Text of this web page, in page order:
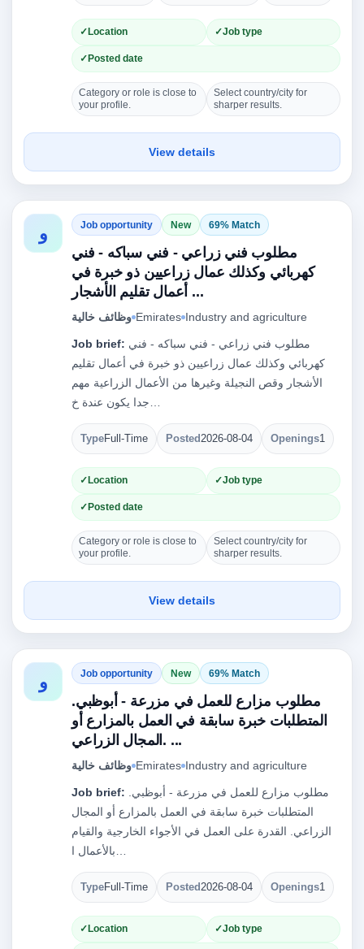
Location Job type
Posted date
Category or role is close to
your profile.
Select country/city for
sharper results.
View details
و Job opportunity New 69% Match
مطلوب فني زراعي - فني سباكه - فني
كهربائي وكذلك عمال زراعيين ذو خبرة في
أعمال تقليم الأشجار ...
وظائف خالية Emirates Industry and agriculture
Job brief:
كهربائي وكذلك عمال زراعيين ذو خبرة في أعمال تقليم
الأشجار وقص النجيلة وغيرها من الأعمال الزراعية مهم
TypeFull-Time Posted2026-08-04 Openings1
Location Job type
Posted date
Category or role is close to
your profile.
Select country/city for
sharper results.
View details
و Job opportunity New 69% Match
مطلوب مزارع للعمل في مزرعة - أبوظبي.
المتطلبات خبرة سابقة في العمل بالمزارع أو
المجال الزراعي. ...
وظائف خالية Emirates Industry and agriculture
Job brief:
المتطلبات خبرة سابقة في العمل بالمزارع أو المجال
الزراعي. القدرة على العمل في الأجواء الخارجية والقيام
TypeFull-Time Posted2026-08-04 Openings1
Location Job type